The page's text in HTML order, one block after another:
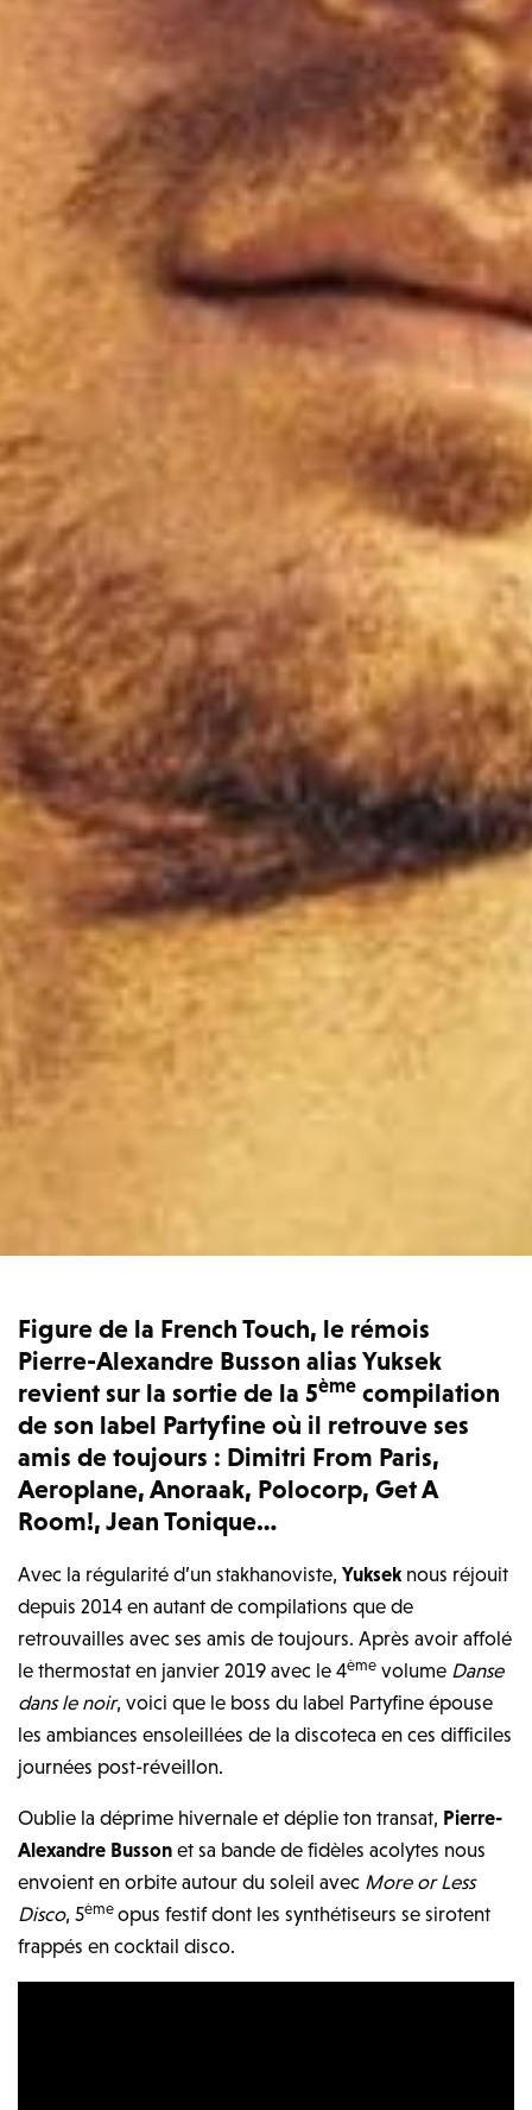
Figure de la French Touch, le rémois
Pierre-Alexandre Busson alias Yuksek
revient sur la sortie de la 5ème compilation
de son label Partyfine où il retrouve ses
amis de toujours : Dimitri From Paris,
Aeroplane, Anoraak, Polocorp, Get A
Room!, Jean Tonique…
Avec la régularité d’un stakhanoviste,Yuksek nous réjouit
depuis 2014 en autant de compilations que de
retrouvailles avec ses amis de toujours. Après avoir affolé
le thermostat en janvier 2019 avec le 4ème volume Danse
dans le noir, voici que le boss du label Partyfine épouse
les ambiances ensoleillées de la discoteca en ces difficiles
journées post-réveillon.
Oublie la déprime hivernale et déplie ton transat, Pierre-
Alexandre Busson et sa bande de fidèles acolytes nous
envoient en orbite autour du soleil avec More or Less
Disco, 5ème opus festif dont les synthétiseurs se sirotent
frappés en cocktail disco.